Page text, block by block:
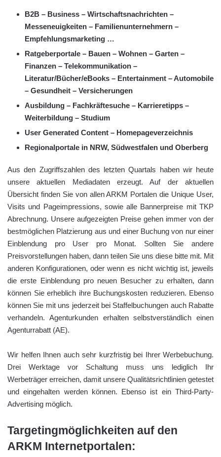
B2B – Business – Wirtschaftsnachrichten –
Messeneuigkeiten – Familienunternehmern –
Empfehlungsmarketing …
Ratgeberportale – Bauen – Wohnen – Garten –
Finanzen – Telekommunikation –
Literatur/Bücher/eBooks – Entertainment – Automobile
– Gesundheit – Versicherungen
Ausbildung – Fachkräftesuche – Karrieretipps –
Weiterbildung – Studium
User Generated Content – Homepageverzeichnis
Regionalportale in NRW, Südwestfalen und Oberberg
Aus den Zugriffszahlen des letzten Quartals haben wir heute
unsere aktuellen Mediadaten erzeugt. Auf der aktuellen
Übersicht finden Sie von allen ARKM Portalen die Unique User,
Visits und Pageimpressions, sowie alle Bannerpreise mit TKP
Abrechnung. Unsere aufgezeigten Preise gehen immer von der
bestmöglichen Platzierung aus und einer Buchung von nur einer
Einblendung pro User pro Monat. Sollten Sie andere
Preisvorstellungen haben, dann teilen Sie uns diese bitte mit. Mit
anderen Konfigurationen, oder wenn es nicht wichtig ist, jeweils
die erste Einblendung pro neuen Besucher zu erhalten, dann
können Sie erheblich ihre Buchungskosten reduzieren. Ebenso
können Sie mit uns jederzeit bei Staffelbuchungen auch Rabatte
verhandeln. Agenturkunden erhalten selbstverständlich einen
Agenturrabatt (AE).
Wir helfen Ihnen auch sehr kurzfristig bei Ihrer Werbebuchung.
Drei Werktage vor Schaltung muss uns lediglich Ihr
Werbeträger erreichen, damit unsere Qualitätsrichtlinien getestet
und eingehalten werden können. Ebenso ist ein Third-Party-
Advertising möglich.
Targetingmöglichkeiten auf den
ARKM Internetportalen: